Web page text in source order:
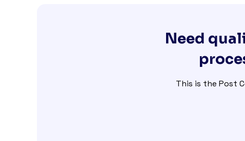
Need
This is the Post